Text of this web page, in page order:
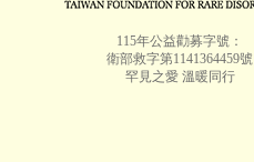
115年公益勸募字號：
衛部救字第1141364459號
罕見之愛 溫暖同行